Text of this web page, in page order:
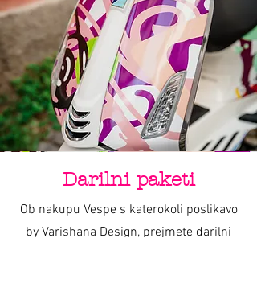
Darilni paketi
Ob nakupu Vespe s katerokoli poslikavo
by Varishana Design, prejmete darilni